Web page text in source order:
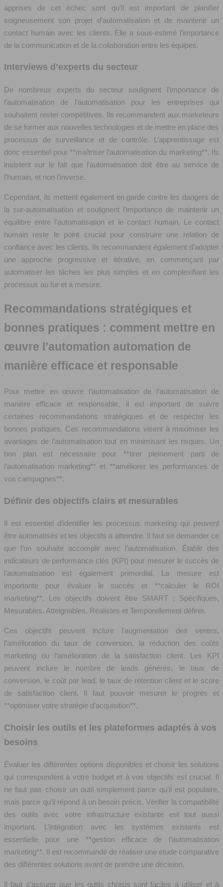
apprises de cet échec sont qu’il est important de planifier
soigneusement son projet d’automatisation et de maintenir un
contact humain avec les clients. Elle a sous-estimé l’importance
de la communication et de la collaboration entre les équipes.
Interviews d’experts du secteur
De nombreux experts du secteur soulignent l’importance de
l’automatisation de l’automatisation pour les entreprises qui
souhaitent rester compétitives. Ils recommandent aux marketeurs
de se former aux nouvelles technologies et de mettre en place des
processus de surveillance et de contrôle. L’apprentissage est
donc essentiel pour **maîtriser l’automatisation du marketing**. Ils
insistent sur le fait que l’automatisation doit être au service de
l’humain, et non l’inverse.
Cependant, ils mettent également en garde contre les dangers de
la sur-automatisation et soulignent l’importance de maintenir un
équilibre entre l’automatisation et le contact humain. Le contact
humain reste le point crucial pour construire une relation de
confiance avec les clients. Ils recommandent également d’adopter
une approche progressive et itérative, en commençant par
automatiser les tâches les plus simples et en complexifiant les
processus au fur et à mesure.
Recommandations stratégiques et
bonnes pratiques : comment mettre en
œuvre l’automation automation de
manière efficace et responsable
Pour mettre en œuvre l’automatisation de l’automatisation de
manière efficace et responsable, il est important de suivre
certaines recommandations stratégiques et de respecter les
bonnes pratiques. Ces recommandations visent à maximiser les
avantages de l’automatisation tout en minimisant les risques. Un
bon plan est nécessaire pour **tirer pleinement parti de
l’automatisation marketing** et **améliorer les performances de
vos campagnes**.
Définir des objectifs clairs et mesurables
Il est essentiel d’identifier les processus marketing qui peuvent
être automatisés et les objectifs à atteindre. Il faut se demander ce
que l’on souhaite accomplir avec l’automatisation. Établir des
indicateurs de performance clés (KPI) pour mesurer le succès de
l’automatisation est également primordial. La mesure est
importante pour évaluer le succès et **calculer le ROI
marketing**. Les objectifs doivent être SMART : Spécifiques,
Mesurables, Atteignables, Réalistes et Temporellement définis.
Ces objectifs peuvent inclure l’augmentation des ventes,
l’amélioration du taux de conversion, la réduction des coûts
marketing ou l’amélioration de la satisfaction client. Les KPI
peuvent inclure le nombre de leads générés, le taux de
conversion, le coût par lead, le taux de rétention client et le score
de satisfaction client. Il faut pouvoir mesurer le progrès et
**optimiser votre stratégie d’acquisition**.
Choisir les outils et les plateformes adaptés à vos
besoins
Évaluer les différentes options disponibles et choisir les solutions
qui correspondent à votre budget et à vos objectifs est crucial. Il
ne faut pas choisir un outil simplement parce qu’il est populaire,
mais parce qu’il répond à un besoin précis. Vérifier la compatibilité
des outils avec votre infrastructure existante est tout aussi
important. L’intégration avec les systèmes existants est
essentielle pour une **gestion efficace de l’automatisation
marketing**. Il est recommandé de réaliser une étude comparative
des différentes solutions avant de prendre une décision.
Il faut s’assurer que les outils choisis sont faciles à utiliser et à